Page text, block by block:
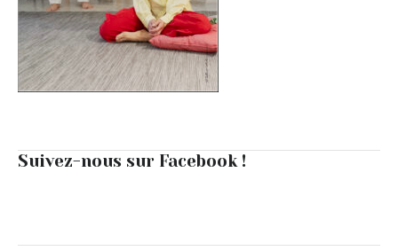
Suivez-nous sur Facebook !